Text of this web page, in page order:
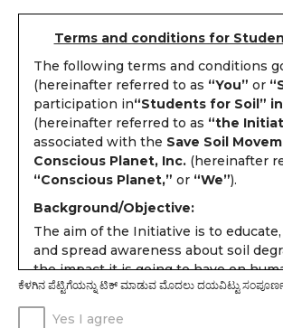
Terms and conditions for
The following terms and conditions
(hereinafter referred to as “You” or
participation in“Students for Soil”
(hereinafter referred to as “the
associated with the Save Soil
Conscious Planet, Inc. (hereinafter
“Conscious Planet,” or “We”).
Background/Objective:
The aim of the Initiative is to
and spread awareness about soil
the impact it is going to have on
in a scientific manner.
Students age 13 years and above can
ಕೆಳಗಿನ ಪೆಟ್ಟಿಗೆಯನ್ನು ಟಿಕ್ ಮಾಡುವ ಮೊದಲು ದಯವಿಟ್ಟು ಸಂಪೂರ್ಣ
Yes I agree